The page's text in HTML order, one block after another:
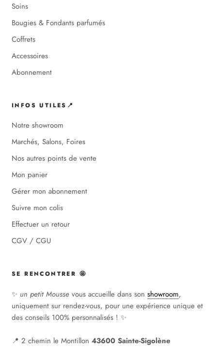
Soins
Bougies & Fondants parfumés
Coffrets
Accessoires
Abonnement
INFOS UTILES📍
Notre showroom
Marchés, Salons, Foires
Nos autres points de vente
Mon panier
Gérer mon abonnement
Suivre mon colis
Effectuer un retour
CGV / CGU
SE RENCONTRER 🤩
✨ un petit Mousse vous accueille dans son showroom,
uniquement sur rendez-vous, pour une expérience unique et
des conseils 100% personnalisés ! ✨
📍 2 chemin le Montillon 43600 Sainte-Sigolène